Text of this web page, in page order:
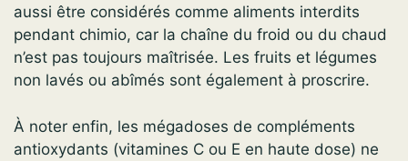
aussi être considérés comme aliments interdits
pendant chimio, car la chaîne du froid ou du chaud
n’est pas toujours maîtrisée. Les fruits et légumes
non lavés ou abîmés sont également à proscrire.
À noter enfin, les mégadoses de compléments
antioxydants (vitamines C ou E en haute dose) ne